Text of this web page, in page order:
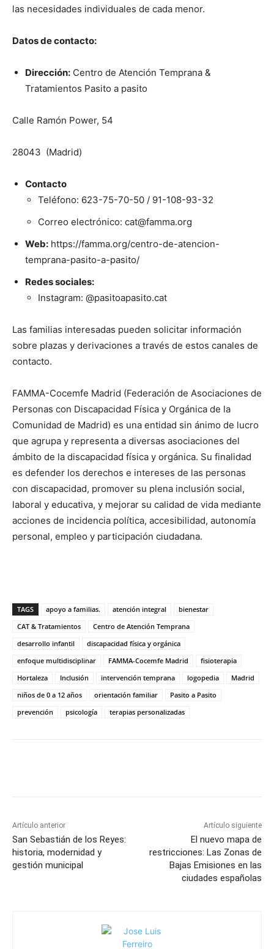
las necesidades individuales de cada menor.
Datos de contacto:
Dirección: Centro de Atención Temprana &
Tratamientos Pasito a pasito
Calle Ramón Power, 54
28043 (Madrid)
Contacto
Teléfono: 623-75-70-50 / 91-108-93-32
Correo electrónico: cat@famma.org
Web: https://famma.org/centro-de-atencion-
temprana-pasito-a-pasito/
Redes sociales:
Instagram: @pasitoapasito.cat
Las familias interesadas pueden solicitar información
sobre plazas y derivaciones a través de estos canales de
contacto.
FAMMA-Cocemfe Madrid (Federación de Asociaciones de
Personas con Discapacidad Física y Orgánica de la
Comunidad de Madrid) es una entidad sin ánimo de lucro
que agrupa y representa a diversas asociaciones del
ámbito de la discapacidad física y orgánica. Su finalidad
es defender los derechos e intereses de las personas
con discapacidad, promover su plena inclusión social,
laboral y educativa, y mejorar su calidad de vida mediante
acciones de incidencia política, accesibilidad, autonomía
personal, empleo y participación ciudadana.
TAGS apoyo a familias. atención integral
bienestar
CAT & Tratamientos
Centro de Atención Temprana
desarrollo infantil
discapacidad física y orgánica
enfoque multidisciplinar
FAMMA-Cocemfe Madrid
fisioterapia
Hortaleza
Inclusión intervención temprana logopedia
Madrid
niños de 0 a 12 años
orientación familiar
Pasito a Pasito
prevención
psicología terapias personalizadas
Artículo anterior
San Sebastián de los Reyes:
historia, modernidad y
gestión municipal
Artículo siguiente
El nuevo mapa de
restricciones: Las Zonas de
Bajas Emisiones en las
ciudades españolas